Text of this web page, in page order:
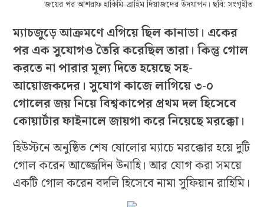
জয়ের পর আশরাফ হাকিমি–ব্রাহিম দিয়াজদের উদযাপন। ছবি: সংগৃহীত
ম্যাচজুড়ে আক্রমণে এগিয়ে ছিল কানাডা। একের
পর এক সুযোগও তৈরি করেছিল তারা। কিন্তু গোল
করতে না পারার মূল্য দিতে হয়েছে সহ-
আয়োজকদের। সুযোগ কাজে লাগিয়ে ৩-০
গোলের জয় নিয়ে বিশ্বকাপের প্রথম দল হিসেবে
কোয়ার্টার ফাইনালে জায়গা করে নিয়েছে মরক্কো।
হিউস্টনে অনুষ্ঠিত শেষ ষোলোর ম্যাচে মরক্কোর হয়ে দুটি
গোল করেন আজ্জেদিন উনাহি। আর যোগ করা সময়ে
একটি গোল করেন বদলি হিসেবে নামা সুফিয়ান রাহিমি।